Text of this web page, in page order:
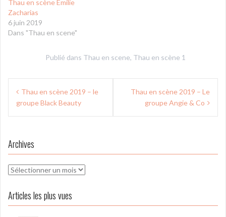
Thau en scène Emilie
Zacharias
6 juin 2019
Dans "Thau en scene"
Publié dans Thau en scene, Thau en scène 1
Navigation
de Thau en scène 2019 – le
groupe Black Beauty
Thau en scène 2019 – Le
groupe Angie & Co
Archives
Archives
Articles les plus vues